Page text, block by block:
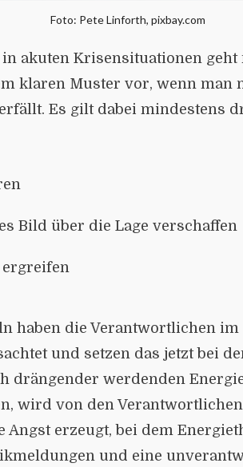
Foto: Pete Linforth, pixbay.com
akuten Krisensituationen geht
klaren Muster vor, wenn man
Es gilt dabei mindestens
Bild über die Lage verschaffen
haben die Verantwortlichen im
und setzen das jetzt bei
drängender werdenden
wird von den
Angst erzeugt, bei dem
und eine